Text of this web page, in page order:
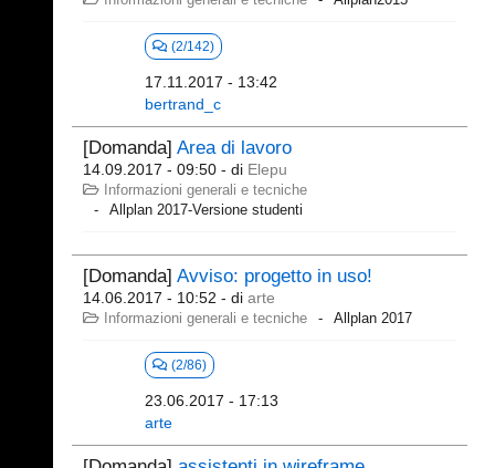
(2/142)
17.11.2017 - 13:42
bertrand_c
[Domanda] Area di lavoro
14.09.2017 - 09:50 - di Elepu
Informazioni generali e tecniche
Allplan 2017-Versione studenti
[Domanda] Avviso: progetto in uso!
14.06.2017 - 10:52 - di arte
Informazioni generali e tecniche Allplan 2017
(2/86)
23.06.2017 - 17:13
arte